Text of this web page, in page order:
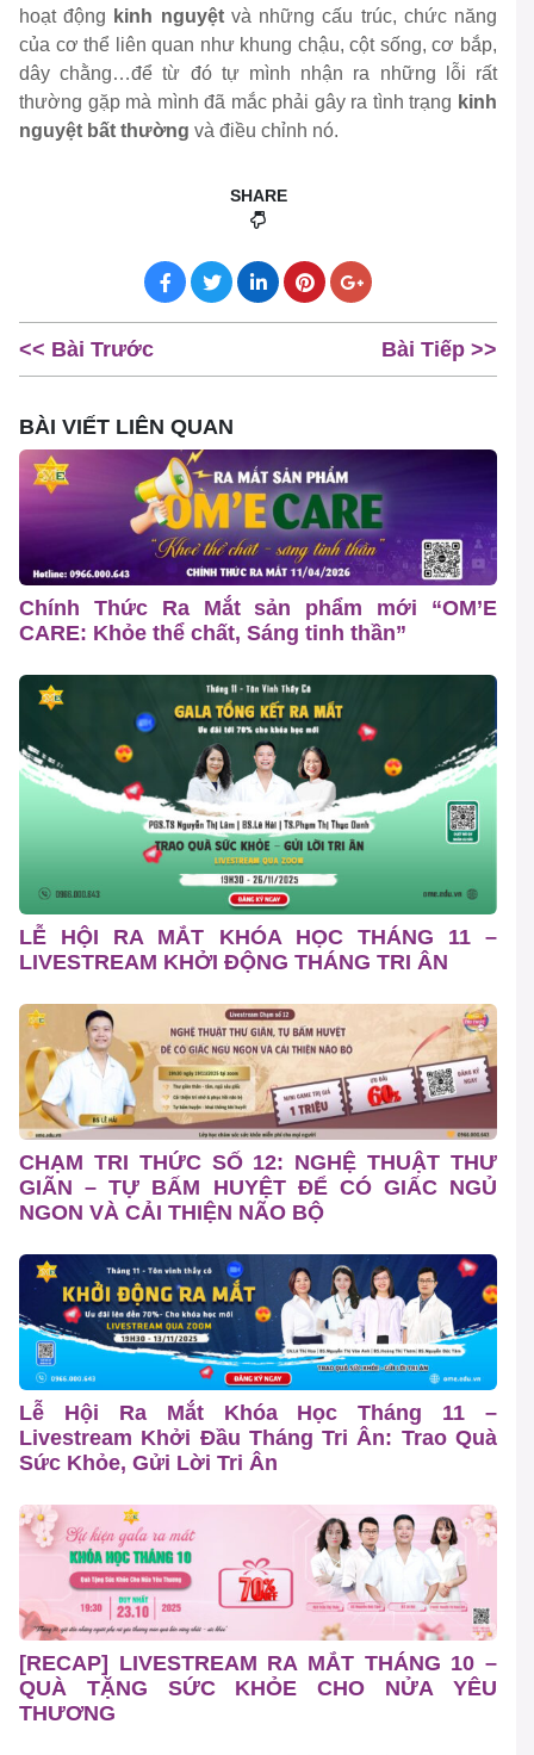
hoạt động kinh nguyệtvà những cấu trúc, chức năng
của cơ thể liên quan như khung chậu, cột sống, cơ bắp,
dây chằng…để từ đó tự mình nhận ra những lỗi rất
thường gặp mà mình đã mắc phải gây ra tình trạng kinh
nguyệt bất thường và điều chỉnh nó.
SHARE
<< Bài Trước Bài Tiếp >>
BÀI VIẾT LIÊN QUAN
Chính Thức Ra Mắt sản phẩm mới “OM’E
CARE: Khỏe thể chất, Sáng tinh thần”
LỄ HỘI RA MẮT KHÓA HỌC THÁNG 11 –
LIVESTREAM KHỞI ĐỘNG THÁNG TRI ÂN
CHẠM TRI THỨC SỐ 12: NGHỆ THUẬT THƯ
GIÃN – TỰ BẤM HUYỆT ĐỂ CÓ GIẤC NGỦ
NGON VÀ CẢI THIỆN NÃO BỘ
Lễ Hội Ra Mắt Khóa Học Tháng 11 –
Livestream Khởi Đầu Tháng Tri Ân: Trao Quà
Sức Khỏe, Gửi Lời Tri Ân
[RECAP] LIVESTREAM RA MẮT THÁNG 10 –
QUÀ TẶNG SỨC KHỎE CHO NỬA YÊU
THƯƠNG